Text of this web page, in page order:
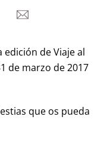
de Viaje al
de marzo de 2017
que os pueda